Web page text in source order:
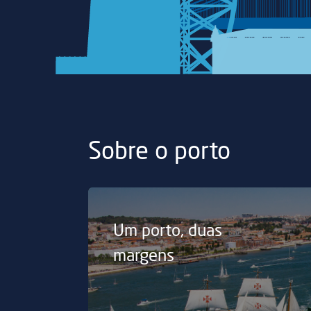
Sobre o porto
Um porto, duas
margens